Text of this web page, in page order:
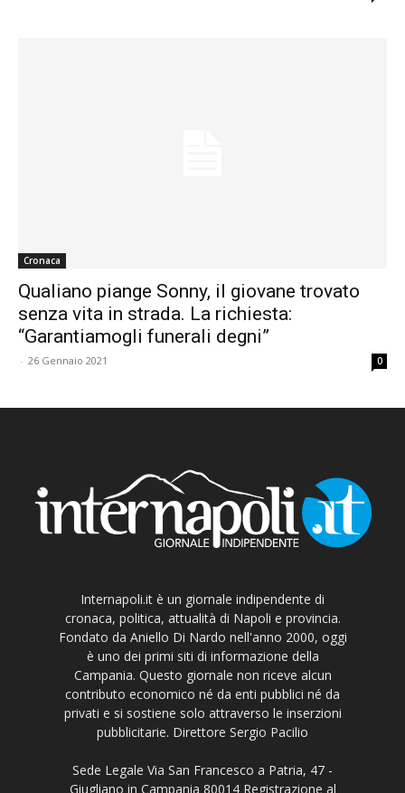
Cronaca
Qualiano piange Sonny, il giovane trovato
senza vita in strada. La richiesta:
“Garantiamogli funerali degni”
- 26 Gennaio 2021 0
Internapoli.it è un giornale indipendente di
cronaca, politica, attualità di Napoli e provincia.
Fondato da Aniello Di Nardo nell'anno 2000, oggi
è uno dei primi siti di informazione della
Campania. Questo giornale non riceve alcun
contributo economico né da enti pubblici né da
privati e si sostiene solo attraverso le inserzioni
pubblicitarie. Direttore Sergio Pacilio
Sede Legale Via San Francesco a Patria, 47 -
Giugliano in Campania 80014 Registrazione al